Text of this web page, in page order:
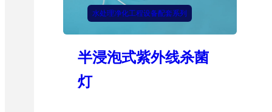
水处理净化工程设备配套系列
半浸泡式紫外线杀菌
灯